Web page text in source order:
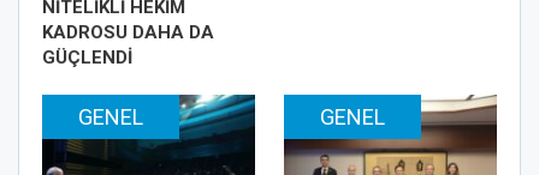
NİTELİKLİ HEKİM
KADROSU DAHA DA
GÜÇLENDİ
GENEL GENEL